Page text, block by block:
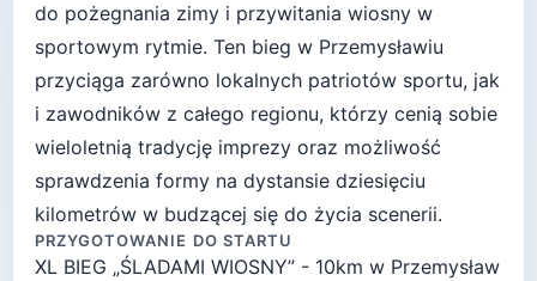
do pożegnania zimy i przywitania wiosny w
sportowym rytmie. Ten bieg w Przemysławiu
przyciąga zarówno lokalnych patriotów sportu, jak
i zawodników z całego regionu, którzy cenią sobie
wieloletnią tradycję imprezy oraz możliwość
sprawdzenia formy na dystansie dziesięciu
kilometrów w budzącej się do życia scenerii.
PRZYGOTOWANIE DO STARTU
XL BIEG „ŚLADAMI WIOSNY” - 10km w Przemysław